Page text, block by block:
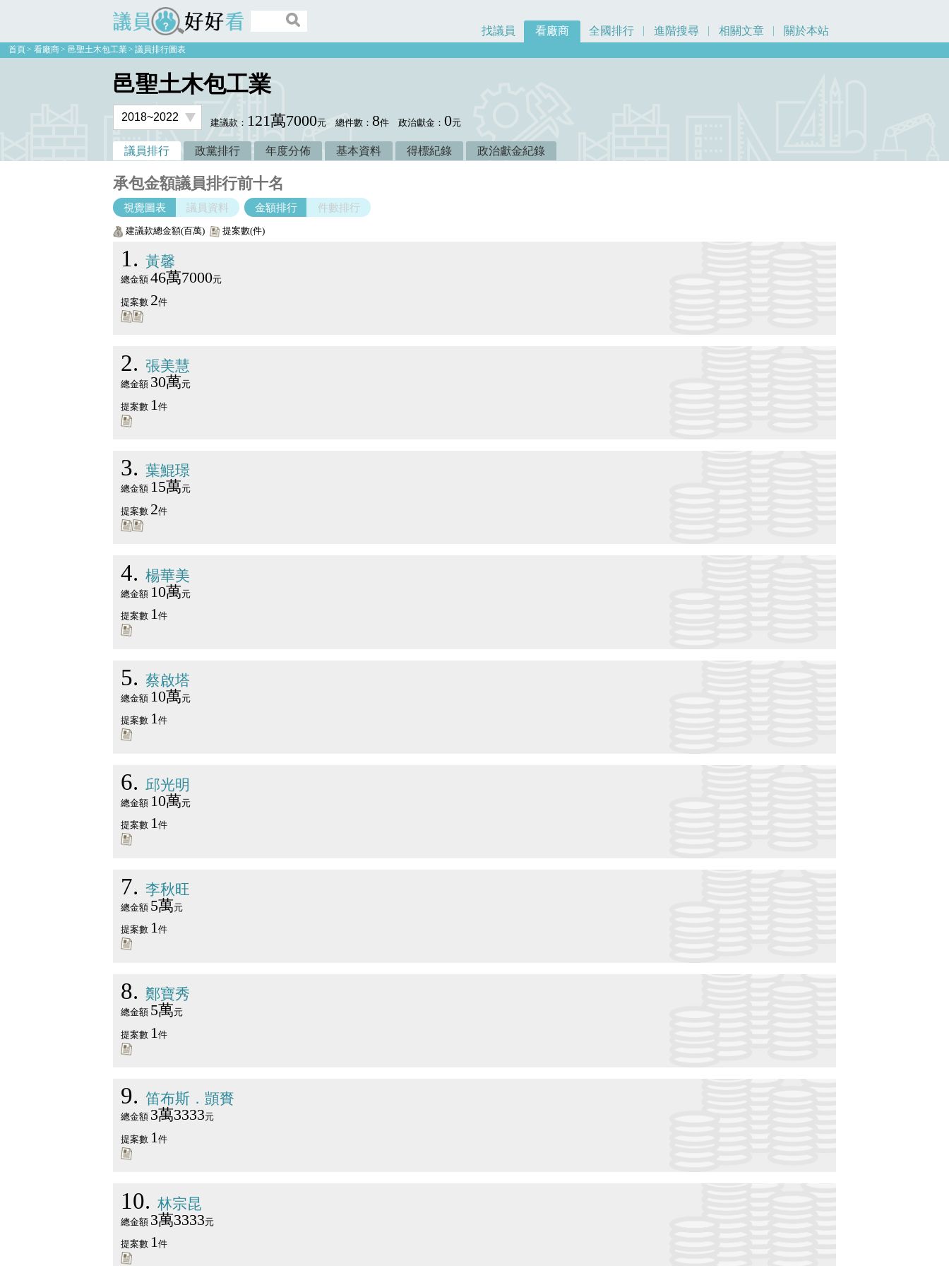
議員好好看
找議員 看廠商 全國排行 進階搜尋 相關文章 關於本站
首頁 看廠商 邑聖土木包工業 議員排行圖表
邑聖土木包工業
建議款： 121萬7000元 總件數：8件 政治獻金：0元
議員排行 政黨排行 年度分佈 基本資料 得標紀錄 政治獻金紀錄
承包金額議員排行前十名
視覺圖表 議員資料 金額排行 件數排行
建議款總金額(百萬) 提案數(件)
1 黃馨
總金額46萬7000元
提案數 2件
2 張美慧
總金額 30萬元
提案數 1件
3 葉鯤璟
總金額 15萬元
提案數 2件
4 楊華美
總金額 10萬元
提案數 1件
5 蔡啟塔
總金額 10萬元
提案數 1件
6 邱光明
總金額 10萬元
提案數 1件
7 李秋旺
總金額 5萬元
提案數 1件
8 鄭寶秀
總金額 5萬元
提案數 1件
9 笛布斯．顗賚
總金額 3萬3333元
提案數 1件
10 林宗昆
總金額 3萬3333元
提案數 1件